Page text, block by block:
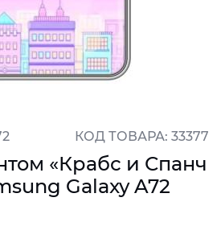
КОД ТОВАРА: 33377
«Крабс и Спанч
Galaxy A72